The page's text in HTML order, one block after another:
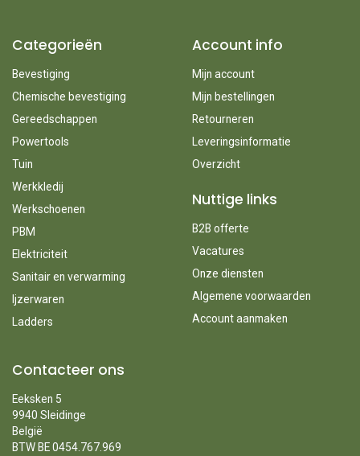
Categorieën
Bevestiging
Chemische bevestiging
Gereedschappen
Powertools
Tuin
Werkkledij
Werkschoenen
PBM
Elektriciteit
Sanitair en verwarming
Ijzerwaren
Ladders
Account info
Mijn account
Mijn bestellingen
Retourneren
Leveringsinformatie
Overzicht
Nuttige links
B2B offerte
Vacatures
Onze diensten
Algemene voorwaarden
Account aanmaken
Contacteer ons
Eeksken 5
9940 Sleidinge
België
BTW BE 0454.767.969